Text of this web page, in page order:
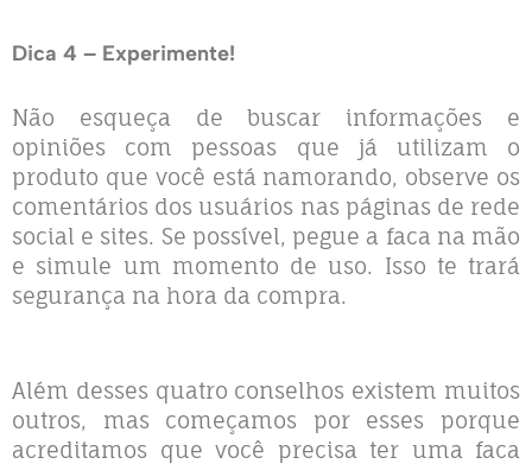
Dica 4 – Experimente!
Não esqueça de buscar informações e
opiniões com pessoas que já utilizam o
produto que você está namorando, observe os
comentários dos usuários nas páginas de rede
social e sites. Se possível, pegue a faca na mão
e simule um momento de uso. Isso te trará
segurança na hora da compra.
Além desses quatro conselhos existem muitos
outros, mas começamos por esses porque
acreditamos que você precisa ter uma faca